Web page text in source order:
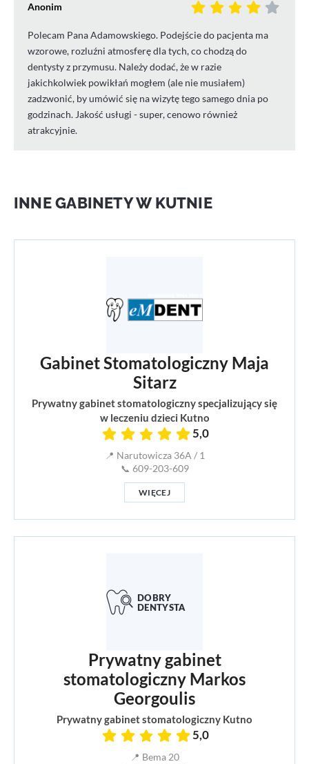
Anonim
Polecam Pana Adamowskiego. Podejście do pacjenta ma
wzorowe, rozluźni atmosferę dla tych, co chodzą do
dentysty z przymusu. Należy dodać, że w razie
jakichkolwiek powikłań mogłem (ale nie musiałem)
zadzwonić, by umówić się na wizytę tego samego dnia po
godzinach. Jakość usługi - super, cenowo również
atrakcyjnie.
INNE GABINETY W KUTNIE
Gabinet Stomatologiczny Maja
Sitarz
Prywatny gabinet stomatologiczny specjalizujący się
w leczeniu dzieci Kutno
5,0
📍 Narutowicza 36A / 1
📞 609-203-609
WIĘCEJ
Prywatny gabinet
stomatologiczny Markos
Georgoulis
Prywatny gabinet stomatologiczny Kutno
5,0
📍 Bema 20